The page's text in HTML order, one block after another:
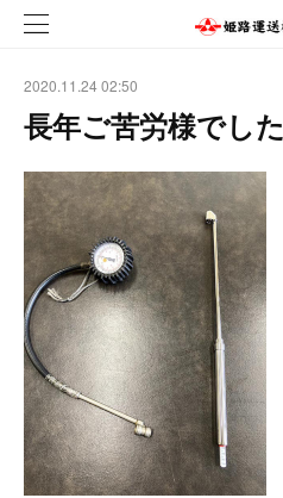
2020.11.24 02:50
長年ご苦労様でした